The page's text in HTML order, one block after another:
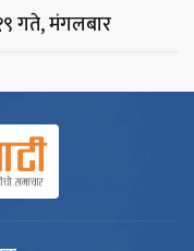
गते, मंगलबार